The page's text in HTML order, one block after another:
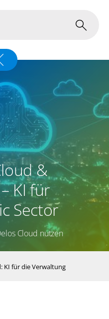
&
KI für
Sector
Cloud nutzen
KI für die Verwaltung